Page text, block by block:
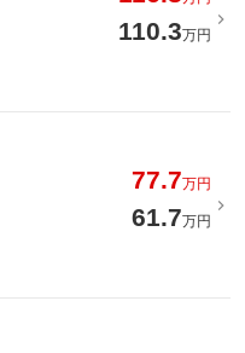
110.3万円
77.7万円
61.7万円